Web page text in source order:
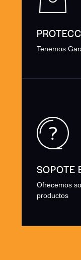
Tenemos
SOPOTE
Ofrecemos
productos